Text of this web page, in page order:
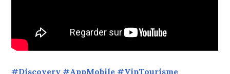
#Discovery #AppMobile #VinTourisme